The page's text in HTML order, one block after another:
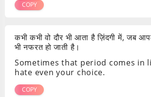
COPY
कभी कभी वो दौर भी आता है ज़िंदगी में, जब
भी नफरत हो जाती है।
Sometimes that period comes in
hate even your choice.
COPY